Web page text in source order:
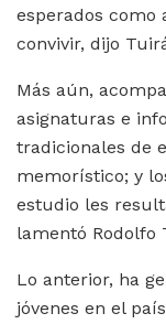
esperados como
convivir, dijo
Más aún,
asignaturas e
tradicionales de
memorístico; y
estudio les
lamentó Rodolfo
Lo anterior, ha
jóvenes en el